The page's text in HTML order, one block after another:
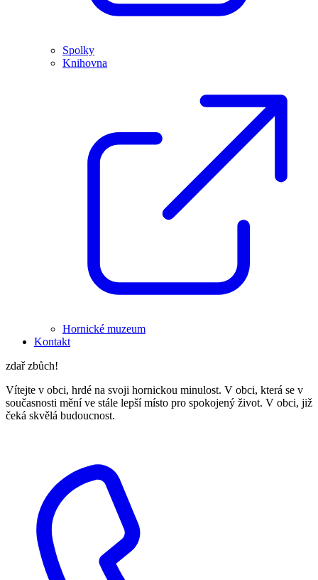
Spolky
Knihovna
Hornické muzeum
Kontakt
zdař zbůch!
Vítejte v obci, hrdé na svoji hornickou minulost. V obci, která se v
současnosti mění ve stále lepší místo pro spokojený život. V obci, již
čeká skvělá budoucnost.